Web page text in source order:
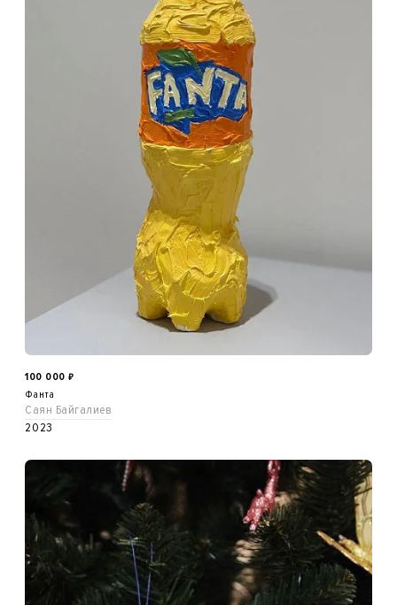
100 000 ₽
Фанта
Саян Байгалиев
2023